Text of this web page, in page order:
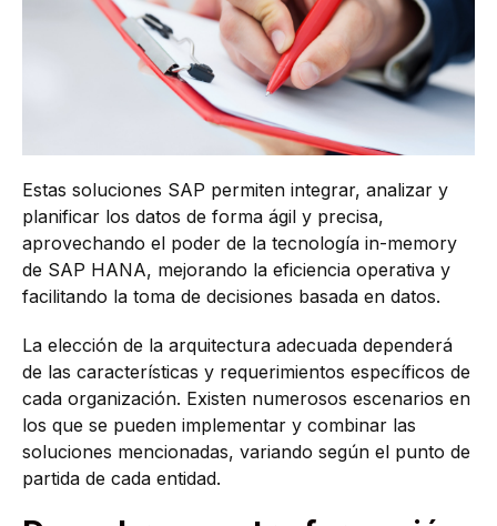
Estas soluciones SAP permiten integrar, analizar y
planificar los datos de forma ágil y precisa,
aprovechando el poder de la tecnología in-memory
de SAP HANA, mejorando la eficiencia operativa y
facilitando la toma de decisiones basada en datos.
La elección de la arquitectura adecuada dependerá
de las características y requerimientos específicos de
cada organización. Existen numerosos escenarios en
los que se pueden implementar y combinar las
soluciones mencionadas, variando según el punto de
partida de cada entidad.